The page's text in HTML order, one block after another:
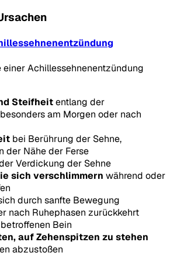
Achillessehnenentzündung
Steifheitentlang der
am Morgen oder nach
bei Berührung der Sehne,
der Nähe der Ferse
Verdickung der Sehne
sich verschlimmern während oder
durch sanfte Bewegung
nach Ruhephasen zurückkehrt
Bein
auf Zehenspitzen zu stehen
abzustoßen